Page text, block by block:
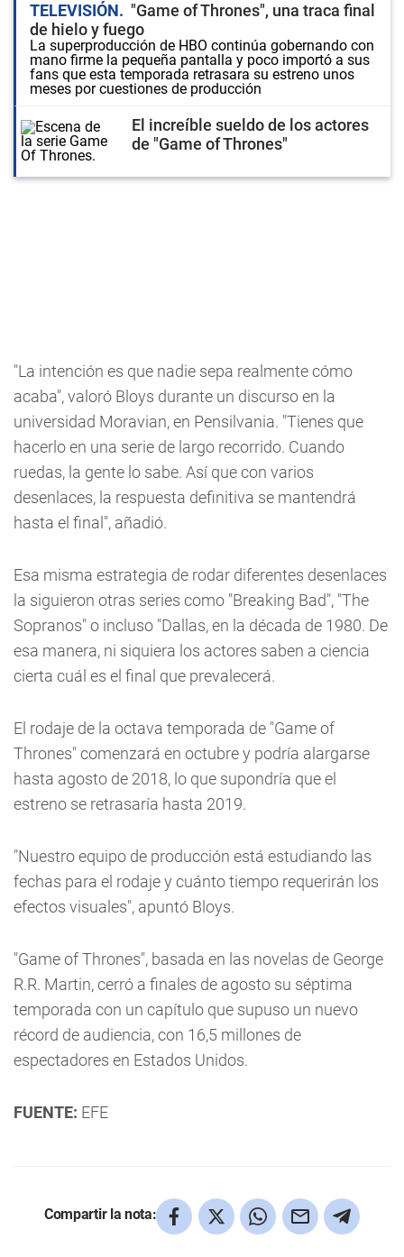
TELEVISIÓN
"Game of Thrones", una traca final
de hielo y fuego
La superproducción de HBO continúa gobernando con
mano firme la pequeña pantalla y poco importó a sus
fans que esta temporada retrasara su estreno unos
meses por cuestiones de producción
El increíble sueldo de los actores
de "Game of Thrones"
"La intención es que nadie sepa realmente cómo
acaba", valoró Bloys durante un discurso en la
universidad Moravian, en Pensilvania. "Tienes que
hacerlo en una serie de largo recorrido. Cuando
ruedas, la gente lo sabe. Así que con varios
desenlaces, la respuesta definitiva se mantendrá
hasta el final", añadió.
Esa misma estrategia de rodar diferentes desenlaces
la siguieron otras series como "Breaking Bad", "The
Sopranos" o incluso "Dallas, en la década de 1980. De
esa manera, ni siquiera los actores saben a ciencia
cierta cuál es el final que prevalecerá.
El rodaje de la octava temporada de "Game of
Thrones" comenzará en octubre y podría alargarse
hasta agosto de 2018, lo que supondría que el
estreno se retrasaría hasta 2019.
"Nuestro equipo de producción está estudiando las
fechas para el rodaje y cuánto tiempo requerirán los
efectos visuales", apuntó Bloys.
"Game of Thrones", basada en las novelas de George
R.R. Martin, cerró a finales de agosto su séptima
temporada con un capítulo que supuso un nuevo
récord de audiencia, con 16,5 millones de
espectadores en Estados Unidos.
FUENTE: EFE
Compartir la nota: